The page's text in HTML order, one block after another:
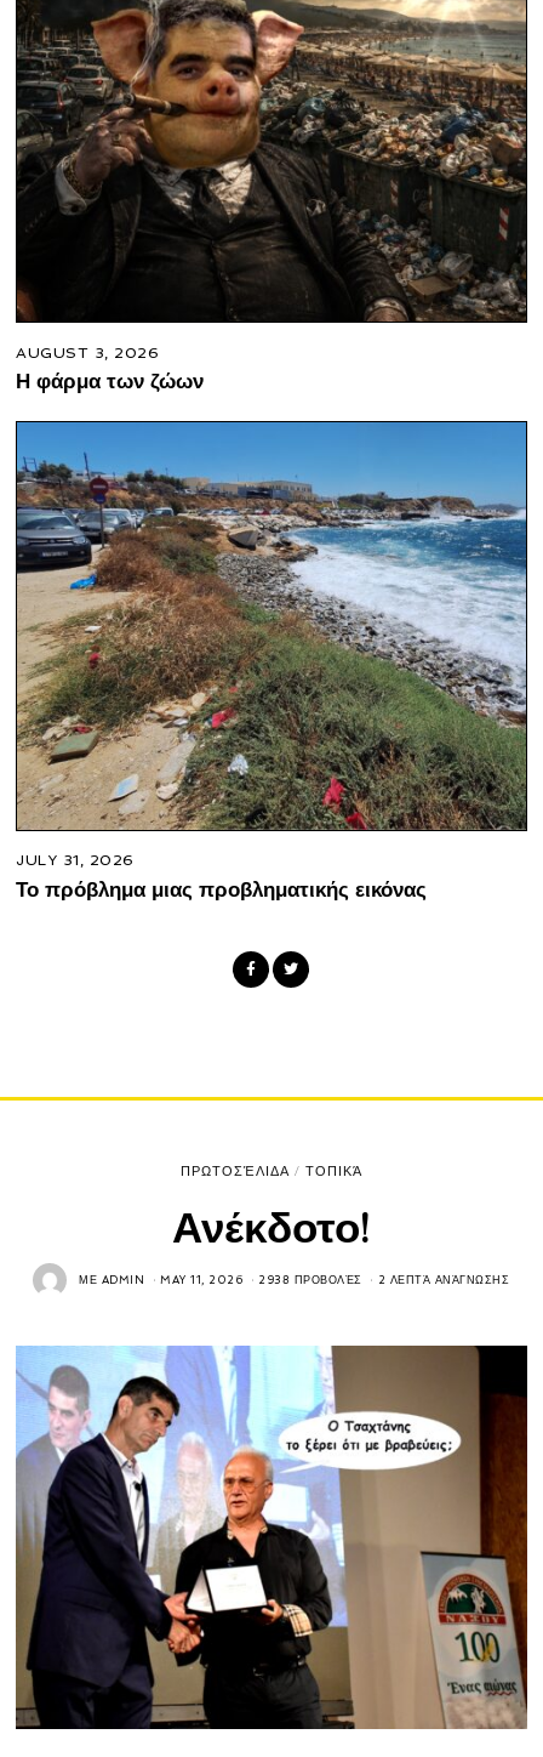
AUGUST 3, 2026
Η φάρμα των ζώων
JULY 31, 2026
Το πρόβλημα μιας προβληματικής εικόνας
ΠΡΩΤΟΣΈΛΙΔΑ / ΤΟΠΙΚΆ
Ανέκδοτο!
ΜΕ ADMIN MAY 11, 2026 2938 ΠΡΟΒΟΛΈΣ 2 ΛΕΠΤΆ ΑΝΆΓΝΩΣΗΣ